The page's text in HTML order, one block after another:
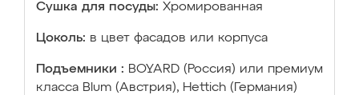
Сушка для посуды: Хромированная
Цоколь: в цвет фасадов или корпуса
Подъемники : BOYARD (Россия) или премиум
класса Blum (Австрия), Hettich (Германия)